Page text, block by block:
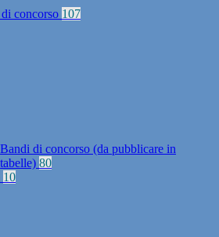
concorso 107
Bandi di concorso (da pubblicare in
tabelle) 80
10